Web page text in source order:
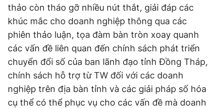
thảo còn tháo gỡ nhiều nút thắt, giải đáp các
khúc mắc cho doanh nghiệp thông qua các
phiên thảo luận, tọa đàm bàn tròn xoay quanh
các vấn đề liên quan đến chính sách phát triển
chuyển đổi số của ban lãnh đạo tỉnh Đồng Tháp,
chính sách hỗ trợ từ TW đối với các doanh
nghiệp trên địa bàn tỉnh và các giải pháp số hóa
cụ thể có thể phục vụ cho các vấn đề mà doanh